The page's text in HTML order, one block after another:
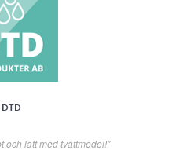
DTD
och lätt med tvättmedel!"